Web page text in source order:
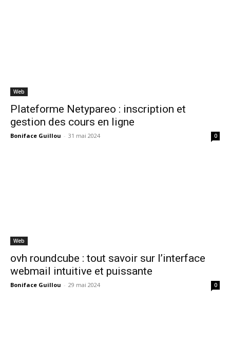
Web
Plateforme Netypareo : inscription et
gestion des cours en ligne
Boniface Guillou - 31 mai 2024 0
Web
ovh roundcube : tout savoir sur l’interface
webmail intuitive et puissante
Boniface Guillou - 29 mai 2024 0